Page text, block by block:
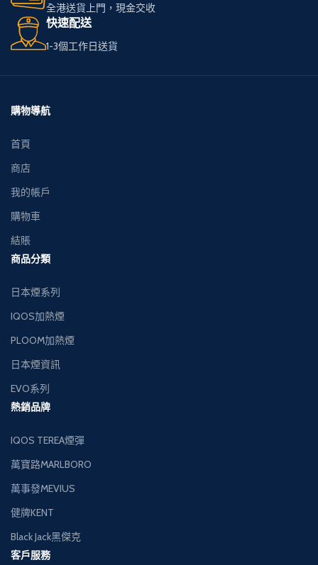
全港送貨上門，現金交收
快速配送
1-3個工作日送貨
購物導航
首頁
商店
我的帳戶
購物車
結賬
商品分類
日本煙系列
IQOS加熱煙
PLOOM加熱煙
日本煙資訊
EVO系列
熱銷品牌
IQOS TEREA煙彈
萬寶路MARLBORO
萬事發MEVIUS
健牌KENT
Black Jack黑傑克
客戶服務